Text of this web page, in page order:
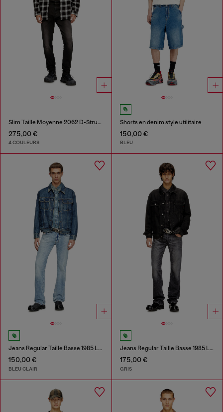
Slim Taille Moyenne 2062 D-Strukt Joggjeans®
275,00 €
4 COULEURS
Shorts en denim style utilitaire
150,00 €
BLEU
Jeans Regular Taille Basse 1985 Larkee
150,00 €
BLEU CLAIR
Jeans Regular Taille Basse 1985 Larkee
175,00 €
GRIS